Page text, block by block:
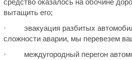
средство оказалось на обочине
вытащить его;
· эвакуация разбитых
сложности аварии, мы перевезем
· междугородный перегон